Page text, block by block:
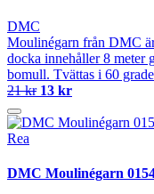
DMC
Moulinégarn från DMC
docka innehåller 8 meter
bomull. Tvättas i 60
21 kr 13 kr
Rea
DMC Moulinégarn